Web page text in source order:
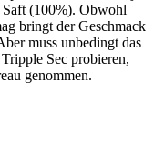
(100%). Obwohl
bringt der Geschmack
muss unbedingt das
Sec probieren,
genommen.